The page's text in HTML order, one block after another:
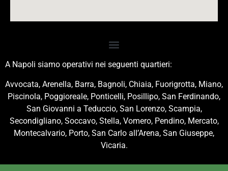
A Napoli siamo operativi nei seguenti quartieri:
Avvocata, Arenella, Barra, Bagnoli, Chiaia, Fuorigrotta, Miano,
Piscinola, Poggioreale, Ponticelli, Posillipo, San Ferdinando,
San Giovanni a Teduccio, San Lorenzo, Scampia,
Secondigliano, Soccavo, Stella, Vomero, Pendino, Mercato,
Montecalvario, Porto, San Carlo all’Arena, San Giuseppe,
Vicaria.